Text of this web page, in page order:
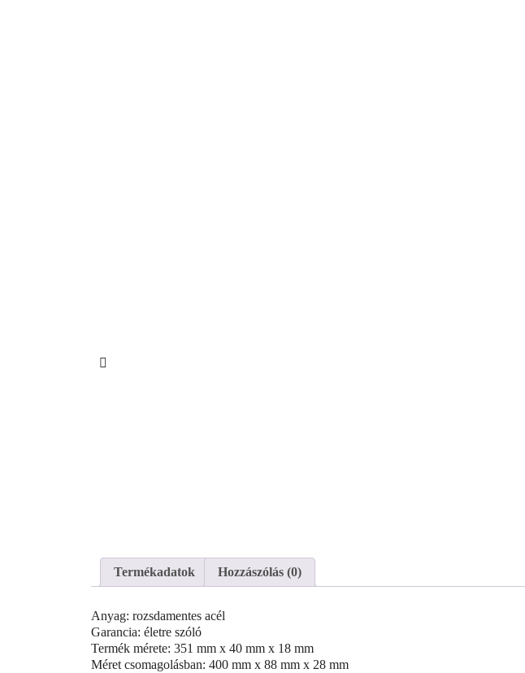
Termékadatok Hozzászólás (0)
Anyag: rozsdamentes acél
Garancia: életre szóló
Termék mérete: 351 mm x 40 mm x 18 mm
Méret csomagolásban: 400 mm x 88 mm x 28 mm